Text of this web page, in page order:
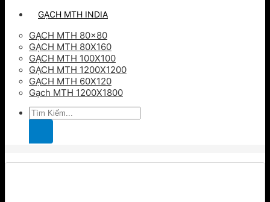
GẠCH MTH INDIA
GẠCH MTH 80×80
GẠCH MTH 80X160
GẠCH MTH 100X100
GẠCH MTH 1200X1200
GẠCH MTH 60X120
Gạch MTH 1200X1800
Tìm
kiếm: